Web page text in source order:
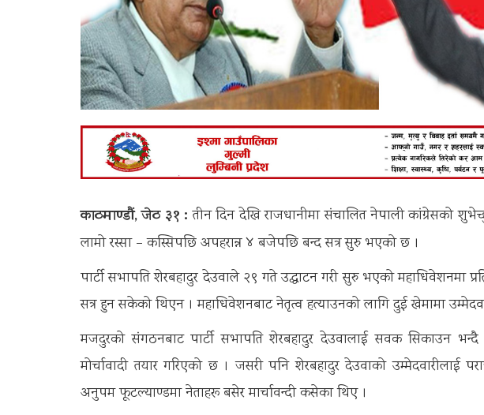
काठमाण्डौं, जेठ ३१ : तीन दिन देखि राजधानीमा संचालित नेपाली कांग्रेसको
लामो रस्सा – कस्सिपछि अपहरान्न ४ बजेपछि बन्द सत्र सुरु भएको छ ।
पार्टी सभापति शेरबहादुर देउवाले २९ गते उद्घाटन गरी सुरु भएको महाधिवेशनमा
सत्र हुन सकेको थिएन । महाधिवेशनबाट नेतृत्व हत्याउनको लागि दुई खेमामा
मजदुरको संगठनबाट पार्टी सभापति शेरबहादुर देउवालाई सवक सिकाउन भन्दै
मोर्चावादी तयार गरिएको छ । जसरी पनि शेरबहादुर देउवाको उम्मेदवारीलाई
अनुपम फूटल्याण्डमा नेताहरू बसेर मार्चावन्दी कसेका थिए ।